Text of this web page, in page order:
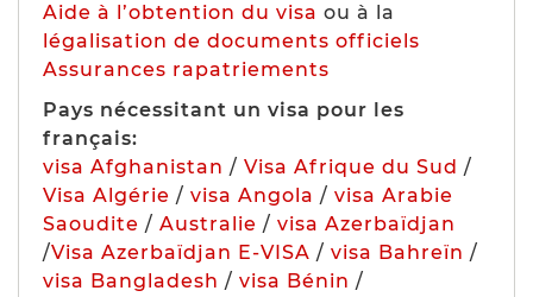
Aide à l’obtention du visa ou à la
légalisation de documents officiels
Assurances rapatriements
Pays nécessitant un visa pour les
français:
visa Afghanistan / Visa Afrique du Sud /
Visa Algérie / visa Angola / visa Arabie
Saoudite / Australie / visa Azerbaïdjan
/Visa Azerbaïdjan E-VISA / visa Bahreïn /
visa Bangladesh / visa Bénin /